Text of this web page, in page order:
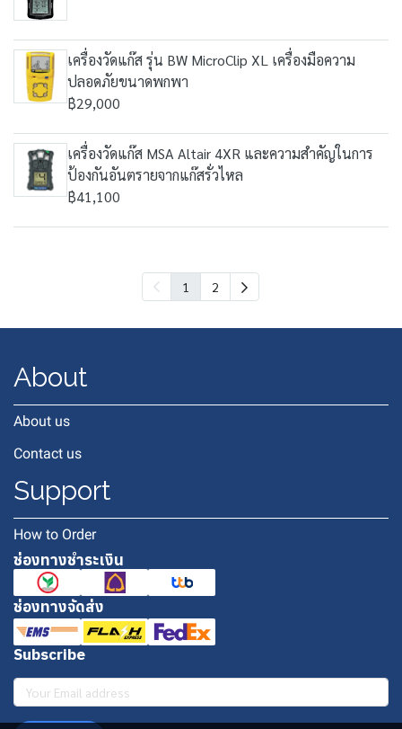
เครื่องวัดแก๊ส รุ่น BW MicroClip XL เครื่องมือความ
ปลอดภัยขนาดพกพา
฿29,000
เครื่องวัดแก๊ส MSA Altair 4XR และความสำคัญในการ
ป้องกันอันตรายจากแก๊สรั่วไหล
฿41,100
1 2
About
About us
Contact us
Support
How to Order
ช่องทางชำระเงิน
ช่องทางจัดส่ง
Subscribe